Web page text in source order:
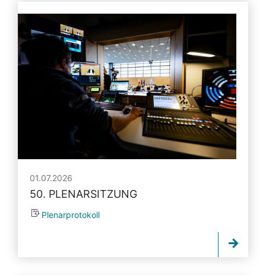
01.07.2026
50. PLENARSITZUNG
Plenarprotokoll